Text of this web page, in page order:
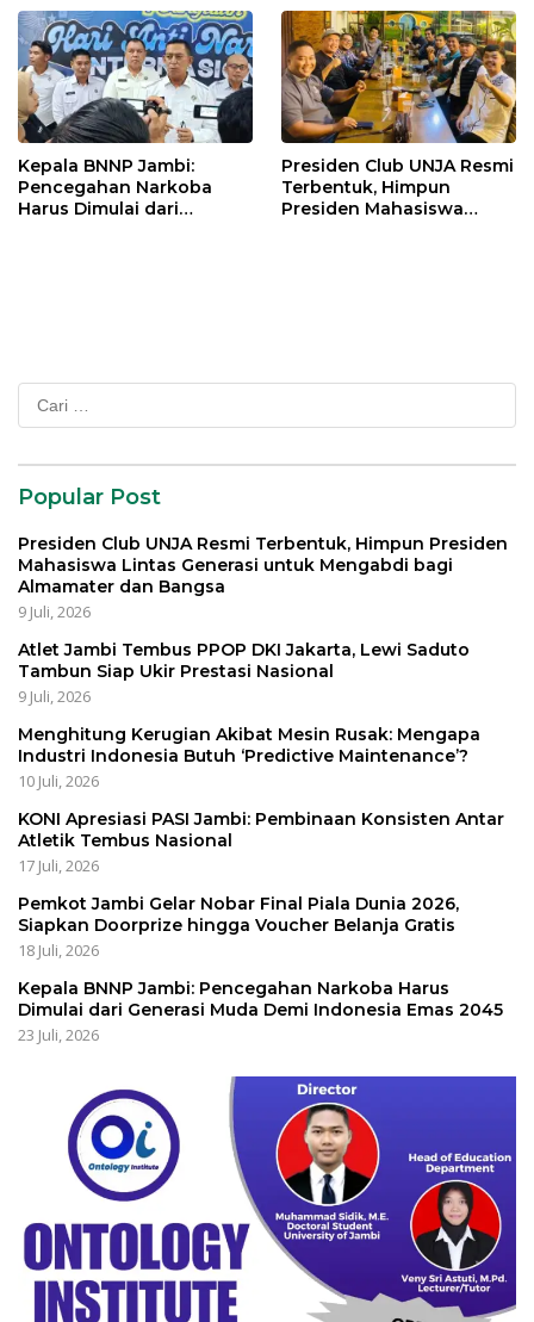
Kepala BNNP Jambi:
Pencegahan Narkoba
Harus Dimulai dari
Presiden Club UNJA Resmi
Terbentuk, Himpun
Presiden Mahasiswa
Popular Post
Presiden Club UNJA Resmi Terbentuk, Himpun Presiden
Mahasiswa Lintas Generasi untuk Mengabdi bagi
Almamater dan Bangsa
9 Juli, 2026
Atlet Jambi Tembus PPOP DKI Jakarta, Lewi Saduto
Tambun Siap Ukir Prestasi Nasional
9 Juli, 2026
Menghitung Kerugian Akibat Mesin Rusak: Mengapa
Industri Indonesia Butuh ‘Predictive Maintenance’?
10 Juli, 2026
KONI Apresiasi PASI Jambi: Pembinaan Konsisten Antar
Atletik Tembus Nasional
17 Juli, 2026
Pemkot Jambi Gelar Nobar Final Piala Dunia 2026,
Siapkan Doorprize hingga Voucher Belanja Gratis
18 Juli, 2026
Kepala BNNP Jambi: Pencegahan Narkoba Harus
Dimulai dari Generasi Muda Demi Indonesia Emas 2045
23 Juli, 2026